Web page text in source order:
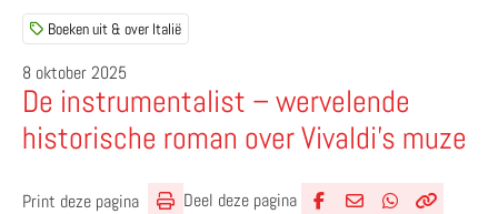
Boeken uit & over Italië
8 oktober 2025
De instrumentalist – wervelende
historische roman over Vivaldi’s muze
Print deze pagina Deel deze pagina